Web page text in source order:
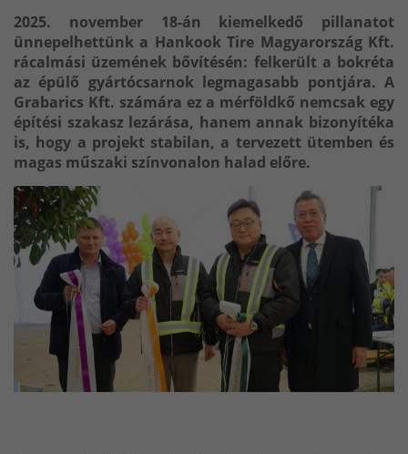
2025. november 18-án kiemelkedő pillanatot
ünnepelhettünk a Hankook Tire Magyarország Kft.
rácalmási üzemének bővítésén: felkerült a bokréta
az épülő gyártócsarnok legmagasabb pontjára. A
Grabarics Kft. számára ez a mérföldkő nemcsak egy
építési szakasz lezárása, hanem annak bizonyítéka
is, hogy a projekt stabilan, a tervezett ütemben és
magas műszaki színvonalon halad előre.